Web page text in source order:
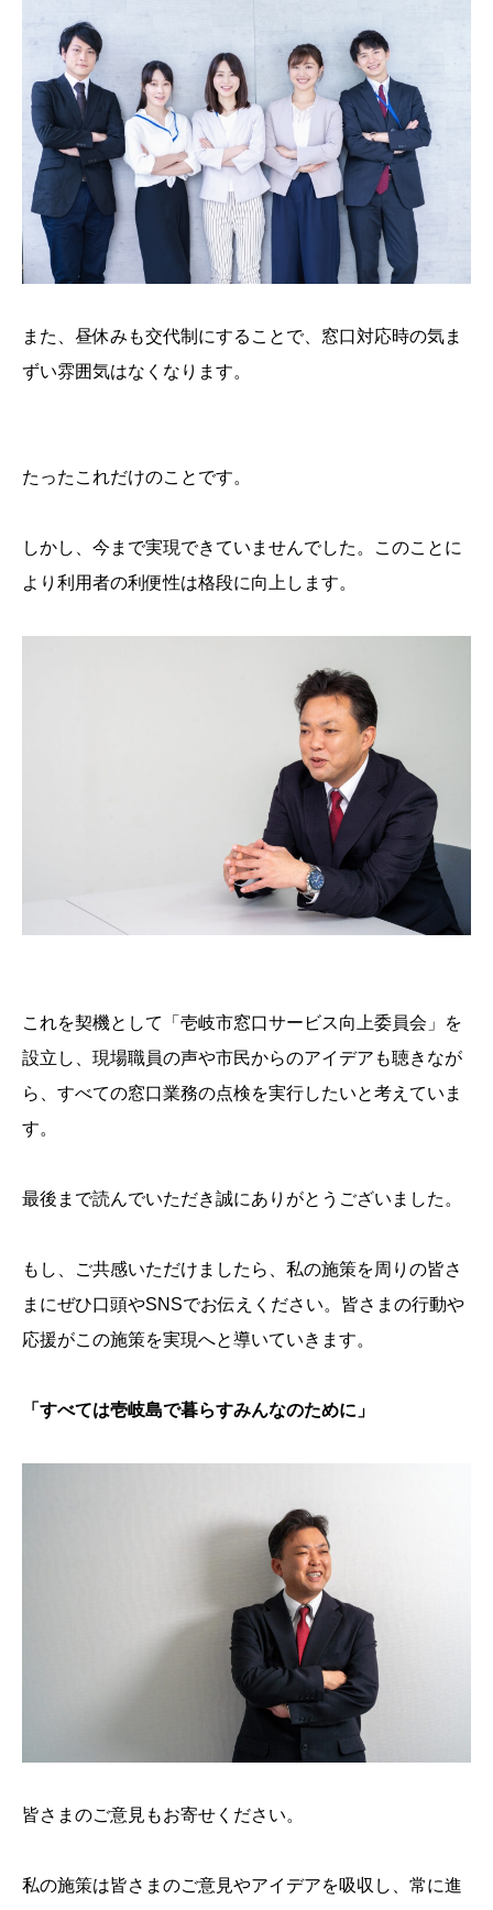
また、昼休みも交代制にすることで、窓口対応時の気ま
ずい雰囲気はなくなります。
たったこれだけのことです。
しかし、今まで実現できていませんでした。このことに
より利用者の利便性は格段に向上します。
これを契機として「壱岐市窓口サービス向上委員会」を
設立し、現場職員の声や市民からのアイデアも聴きなが
ら、すべての窓口業務の点検を実行したいと考えていま
す。
最後まで読んでいただき誠にありがとうございました。
もし、ご共感いただけましたら、私の施策を周りの皆さ
まにぜひ口頭やSNSでお伝えください。皆さまの行動や
応援がこの施策を実現へと導いていきます。
「すべては壱岐島で暮らすみんなのために」
皆さまのご意見もお寄せください。
私の施策は皆さまのご意見やアイデアを吸収し、常に進